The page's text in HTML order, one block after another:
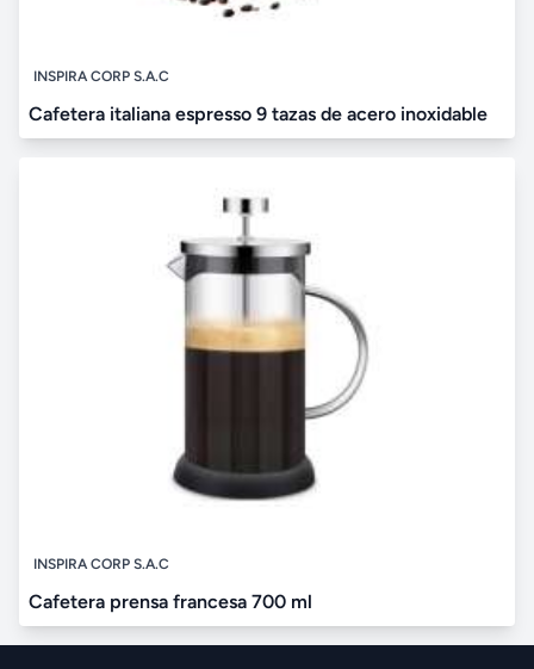
INSPIRA CORP S.A.C
Cafetera italiana espresso 9 tazas de acero inoxidable
INSPIRA CORP S.A.C
Cafetera prensa francesa 700 ml